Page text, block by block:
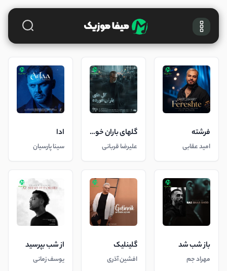
فرشته
امید عقابی
گلهای باران خورده
علیرضا قربانی
ادا
سینا پارسیان
باز شب شد
مهراد جم
گلینلیک
افشین آذری
از شب بپرسید
یوسف زمانی